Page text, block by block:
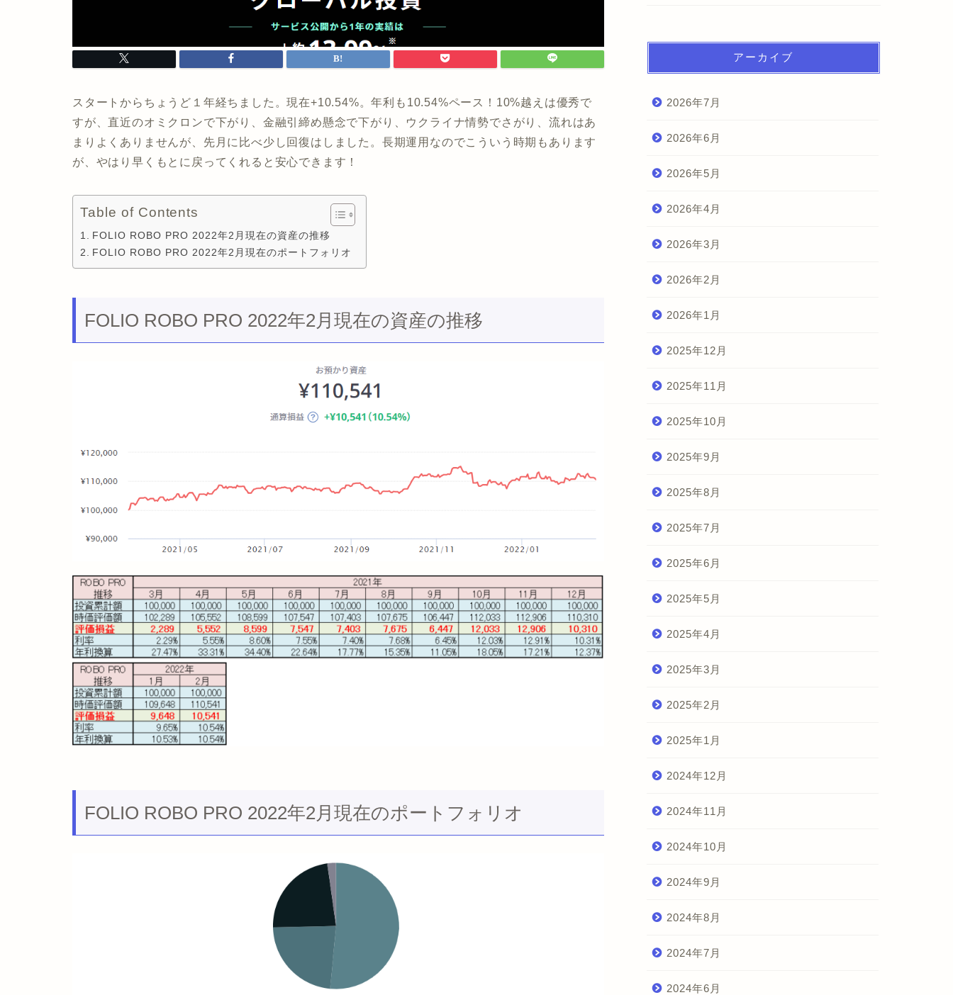
スタートからちょうど１年経ちました。現在+10.54%。年利も10.54%ペース！10%越えは優秀で
すが、直近のオミクロンで下がり、金融引締め懸念で下がり、ウクライナ情勢でさがり、流れはあ
まりよくありませんが、先月に比べ少し回復はしました。長期運用なのでこういう時期もあります
が、やはり早くもとに戻ってくれると安心できます！
Table of Contents
FOLIO ROBO PRO 2022年2月現在の資産の推移
FOLIO ROBO PRO 2022年2月現在のポートフォリオ
FOLIO ROBO PRO 2022年2月現在の資産の推移
FOLIO ROBO PRO 2022年2月現在のポートフォリオ
アーカイブ
2026年7月
2026年6月
2026年5月
2026年4月
2026年3月
2026年2月
2026年1月
2025年12月
2025年11月
2025年10月
2025年9月
2025年8月
2025年7月
2025年6月
2025年5月
2025年4月
2025年3月
2025年2月
2025年1月
2024年12月
2024年11月
2024年10月
2024年9月
2024年8月
2024年7月
2024年6月